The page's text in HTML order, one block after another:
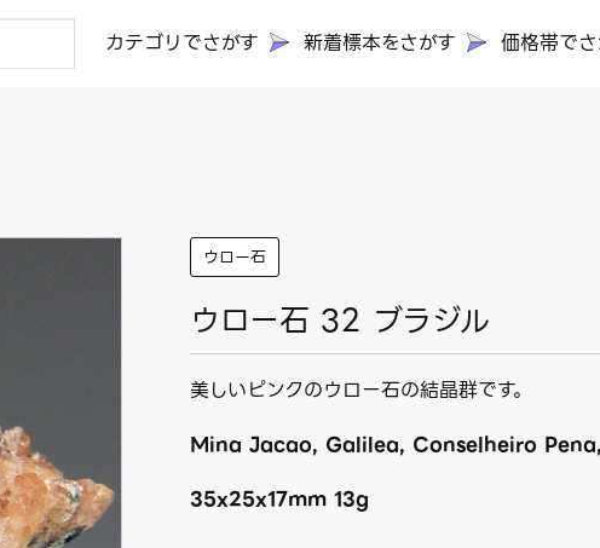
カテゴリでさがす 新着標本をさがす 価格帯で
ウロー石
ウロー石 32 ブラジル
美しいピンクのウロー石の結晶群です。
Mina Jacao, Galilea, Conselheiro
35x25x17mm 13g